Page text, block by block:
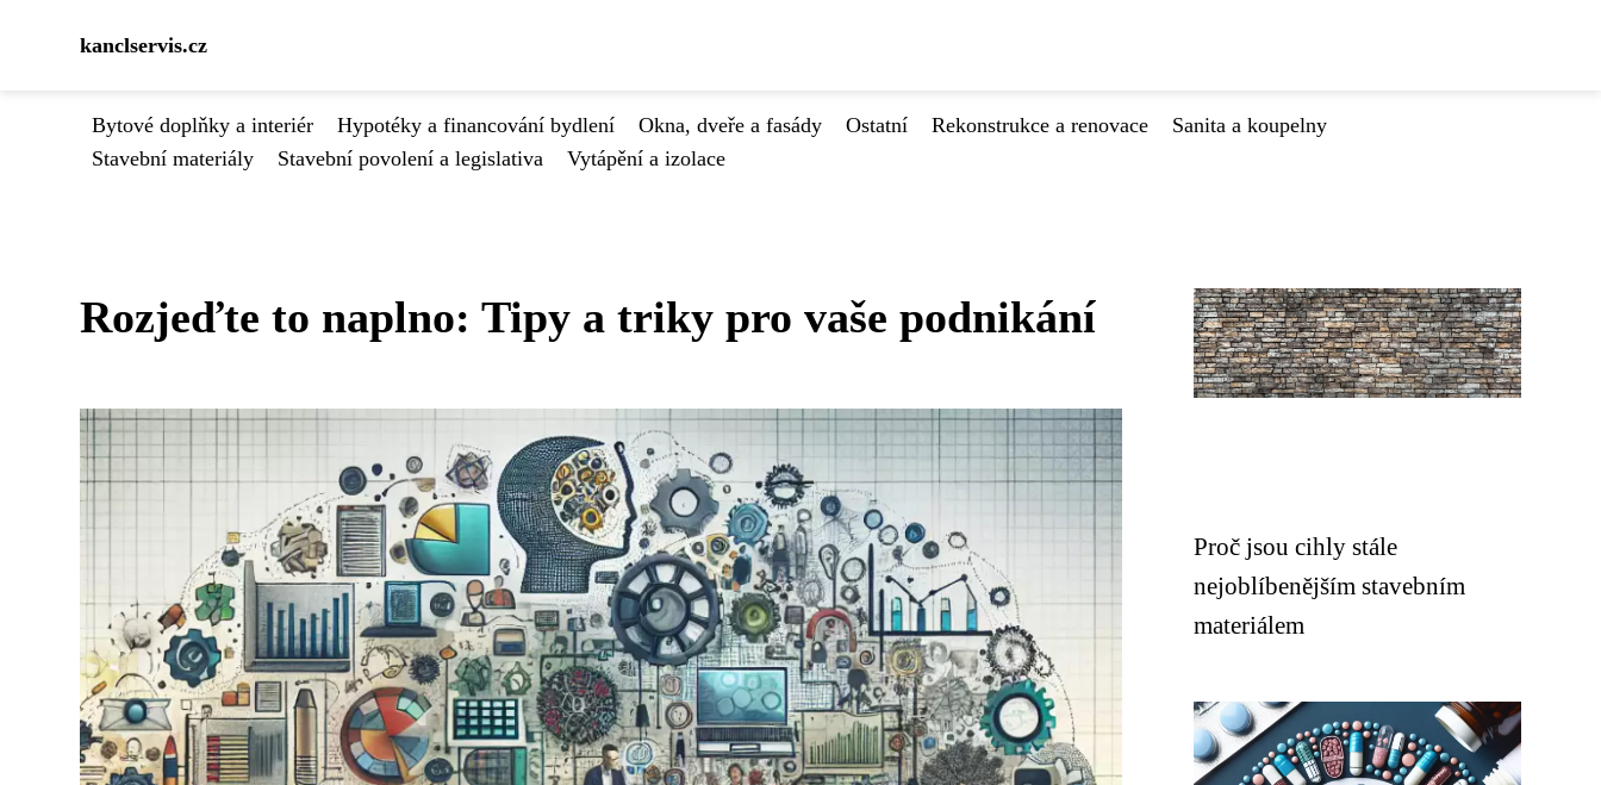
kanclservis.cz
Bytové doplňky a interiér Hypotéky a financování bydlení Okna, dveře a fasády Ostatní Rekonstrukce a renovace
Sanita a koupelny
Stavební materiály
Stavební povolení a legislativa Vytápění a izolace
Rozjeďte to naplno: Tipy a triky pro vaše podnikání
Proč jsou cihly stále
nejoblíbenějším stavebním
materiálem